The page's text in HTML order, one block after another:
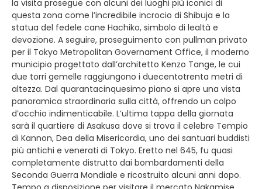
la visita prosegue con alcuni dei luoghi più iconici di
questa zona come l’incredibile incrocio di Shibuja e la
statua del fedele cane Hachiko, simbolo di lealtà e
devozione. A seguire, proseguimento con pullman privato
per il Tokyo Metropolitan Governament Office, il moderno
municipio progettato dall’architetto Kenzo Tange, le cui
due torri gemelle raggiungono i duecentotrenta metri di
altezza. Dal quarantacinquesimo piano si apre una vista
panoramica straordinaria sulla città, offrendo un colpo
d’occhio indimenticabile. L’ultima tappa della giornata
sarà il quartiere di Asakusa dove si trova il celebre Tempio
di Kannon, Dea della Misericordia, uno dei santuari buddisti
più antichi e venerati di Tokyo. Eretto nel 645, fu quasi
completamente distrutto dai bombardamenti della
Seconda Guerra Mondiale e ricostruito alcuni anni dopo.